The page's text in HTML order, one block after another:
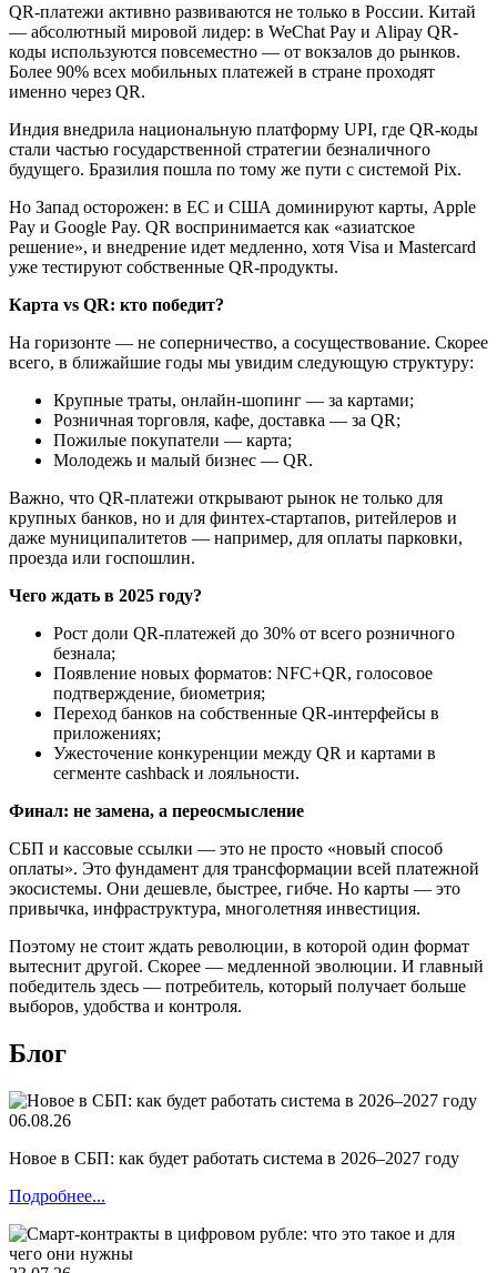
QR-платежи активно развиваются не только в России. Китай
— абсолютный мировой лидер: в WeChat Pay и Alipay QR-
коды используются повсеместно — от вокзалов до рынков.
Более 90% всех мобильных платежей в стране проходят
именно через QR.
Индия внедрила национальную платформу UPI, где QR-коды
стали частью государственной стратегии безналичного
будущего. Бразилия пошла по тому же пути с системой Pix.
Но Запад осторожен: в ЕС и США доминируют карты, Apple
Pay и Google Pay. QR воспринимается как «азиатское
решение», и внедрение идет медленно, хотя Visa и Mastercard
уже тестируют собственные QR-продукты.
Карта vs QR: кто победит?
На горизонте — не соперничество, а сосуществование. Скорее
всего, в ближайшие годы мы увидим следующую структуру:
Крупные траты, онлайн-шопинг — за картами;
Розничная торговля, кафе, доставка — за QR;
Пожилые покупатели — карта;
Молодежь и малый бизнес — QR.
Важно, что QR-платежи открывают рынок не только для
крупных банков, но и для финтех-стартапов, ритейлеров и
даже муниципалитетов — например, для оплаты парковки,
проезда или госпошлин.
Чего ждать в 2025 году?
Рост доли QR-платежей до 30% от всего розничного
безнала;
Появление новых форматов: NFC+QR, голосовое
подтверждение, биометрия;
Переход банков на собственные QR-интерфейсы в
приложениях;
Ужесточение конкуренции между QR и картами в
сегменте cashback и лояльности.
Финал: не замена, а переосмысление
СБП и кассовые ссылки — это не просто «новый способ
оплаты». Это фундамент для трансформации всей платежной
экосистемы. Они дешевле, быстрее, гибче. Но карты — это
привычка, инфраструктура, многолетняя инвестиция.
Поэтому не стоит ждать революции, в которой один формат
вытеснит другой. Скорее — медленной эволюции. И главный
победитель здесь — потребитель, который получает больше
выборов, удобства и контроля.
Блог
06.08.26
Новое в СБП: как будет работать система в 2026–2027 году
Подробнее...